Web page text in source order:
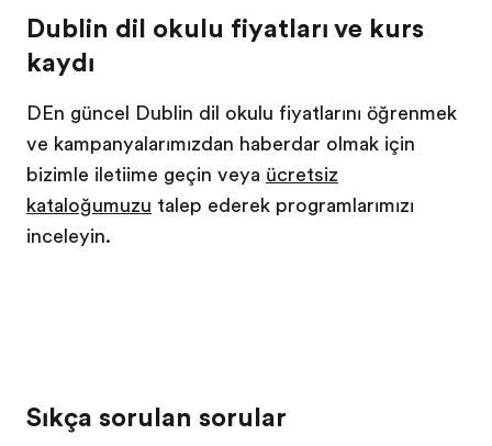
Dublin dil okulu fiyatları ve kurs
kaydı
DEn güncel Dublin dil okulu fiyatlarını öğrenmek
ve kampanyalarımızdan haberdar olmak için
bizimle iletişime geçin veya ücretsiz
kataloğumuzu talep ederek programlarımızı
inceleyin.
Sıkça sorulan sorular